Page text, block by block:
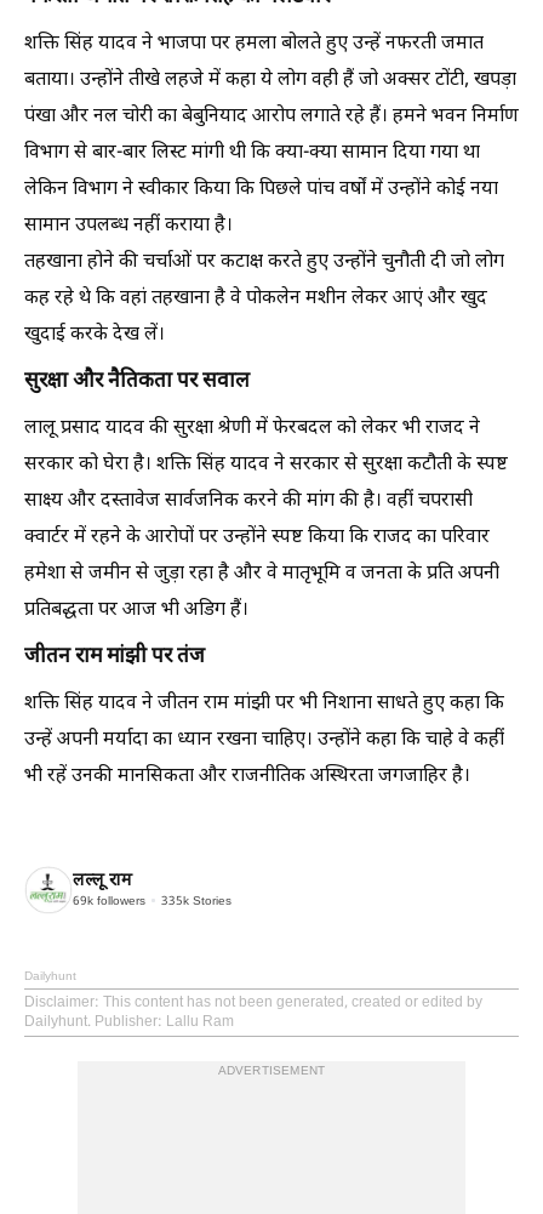
​शक्ति सिंह यादव ने भाजपा पर हमला बोलते हुए उन्हें नफरती जमात
बताया। उन्होंने तीखे लहजे में कहा ये लोग वही हैं जो अक्सर टोंटी, खपड़ा
पंखा और नल चोरी का बेबुनियाद आरोप लगाते रहे हैं। हमने भवन निर्माण
विभाग से बार-बार लिस्ट मांगी थी कि क्या-क्या सामान दिया गया था
लेकिन विभाग ने स्वीकार किया कि पिछले पांच वर्षों में उन्होंने कोई नया
सामान उपलब्ध नहीं कराया है।
​तहखाना होने की चर्चाओं पर कटाक्ष करते हुए उन्होंने चुनौती दी जो लोग
कह रहे थे कि वहां तहखाना है वे पोकलेन मशीन लेकर आएं और खुद
खुदाई करके देख लें।
​सुरक्षा और नैतिकता पर सवाल
​लालू प्रसाद यादव की सुरक्षा श्रेणी में फेरबदल को लेकर भी राजद ने
सरकार को घेरा है। शक्ति सिंह यादव ने सरकार से सुरक्षा कटौती के स्पष्ट
साक्ष्य और दस्तावेज सार्वजनिक करने की मांग की है। वहीं चपरासी
क्वार्टर में रहने के आरोपों पर उन्होंने स्पष्ट किया कि राजद का परिवार
हमेशा से जमीन से जुड़ा रहा है और वे मातृभूमि व जनता के प्रति अपनी
प्रतिबद्धता पर आज भी अडिग हैं।
​जीतन राम मांझी पर तंज
​शक्ति सिंह यादव ने जीतन राम मांझी पर भी निशाना साधते हुए कहा कि
उन्हें अपनी मर्यादा का ध्यान रखना चाहिए। उन्होंने कहा कि चाहे वे कहीं
भी रहें उनकी मानसिकता और राजनीतिक अस्थिरता जगजाहिर है।
लल्लू राम
69k followers 335k Stories
Dailyhunt
Disclaimer: This content has not been generated, created or edited by
Dailyhunt. Publisher: Lallu Ram
ADVERTISEMENT